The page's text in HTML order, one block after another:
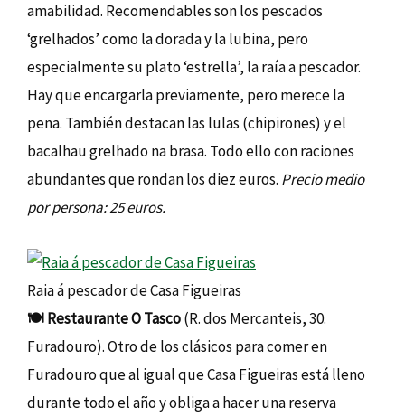
amabilidad. Recomendables son los pescados
‘grelhados’ como la dorada y la lubina, pero
especialmente su plato ‘estrella’, la raía a pescador.
Hay que encargarla previamente, pero merece la
pena. También destacan las lulas (chipirones) y el
bacalhau grelhado na brasa. Todo ello con raciones
abundantes que rondan los diez euros. Precio medio
por persona: 25 euros.
Raia á pescador de Casa Figueiras
🍽️Restaurante O Tasco(R. dos Mercanteis, 30.
Furadouro). Otro de los clásicos para comer en
Furadouro que al igual que Casa Figueiras está lleno
durante todo el año y obliga a hacer una reserva